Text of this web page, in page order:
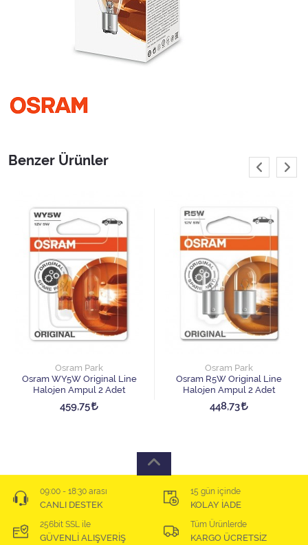
Benzer Ürünler
Osram Park
Osram WY5W Original Line
Halojen Ampul 2 Adet
459,75
Osram Park
Osram R5W Original Line
Halojen Ampul 2 Adet
448,73
09:00 - 18:30 arası
CANLI DESTEK
15 gün içinde
KOLAY İADE
256bit SSL ile
GÜVENLİ ALIŞVERİŞ
Tüm Ürünlerde
KARGO ÜCRETSİZ